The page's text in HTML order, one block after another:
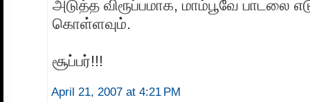
அடுத்த விரூப்பமாக, மாம்பூவே பாடலை
கொள்ளவும்.
சூப்பர்!!!
April 21, 2007 at 4:21 PM